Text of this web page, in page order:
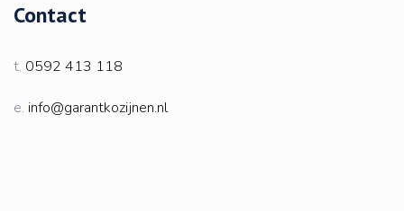
Contact
t. 0592 413 118
e. info@garantkozijnen.nl